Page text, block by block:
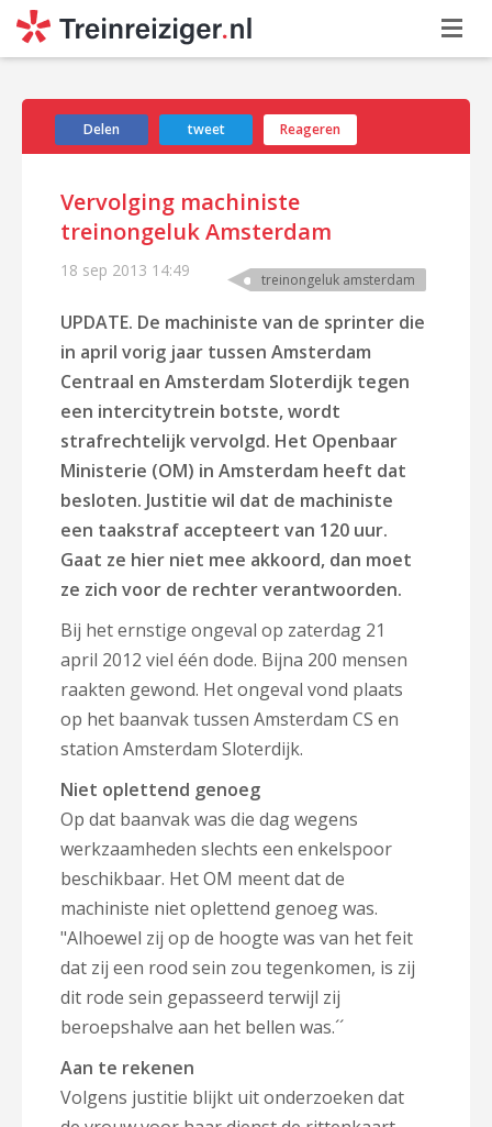
Delen tweet Reageren
Vervolging machiniste
treinongeluk Amsterdam
18 sep 2013 14:49 treinongeluk amsterdam
UPDATE. De machiniste van de sprinter die
in april vorig jaar tussen Amsterdam
Centraal en Amsterdam Sloterdijk tegen
een intercitytrein botste, wordt
strafrechtelijk vervolgd. Het Openbaar
Ministerie (OM) in Amsterdam heeft dat
besloten. Justitie wil dat de machiniste
een taakstraf accepteert van 120 uur.
Gaat ze hier niet mee akkoord, dan moet
ze zich voor de rechter verantwoorden.
Bij het ernstige ongeval op zaterdag 21
april 2012 viel één dode. Bijna 200 mensen
raakten gewond. Het ongeval vond plaats
op het baanvak tussen Amsterdam CS en
station Amsterdam Sloterdijk.
Niet oplettend genoeg
Op dat baanvak was die dag wegens
werkzaamheden slechts een enkelspoor
beschikbaar. Het OM meent dat de
machiniste niet oplettend genoeg was.
"Alhoewel zij op de hoogte was van het feit
dat zij een rood sein zou tegenkomen, is zij
dit rode sein gepasseerd terwijl zij
beroepshalve aan het bellen was.´´
Aan te rekenen
Volgens justitie blijkt uit onderzoeken dat